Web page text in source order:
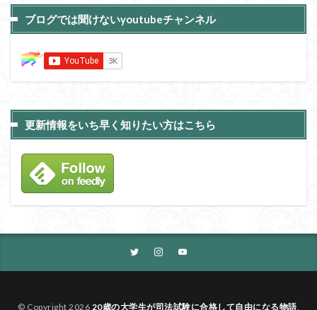
ブログでは聞けないyoutubeチャンネル
更新情報をいち早く知りたい方はこちら
© Copyright 2026 20歳の大学生が司法試験に合格して自由になる物語